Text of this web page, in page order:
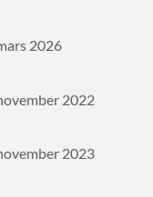
2026
2022
2023